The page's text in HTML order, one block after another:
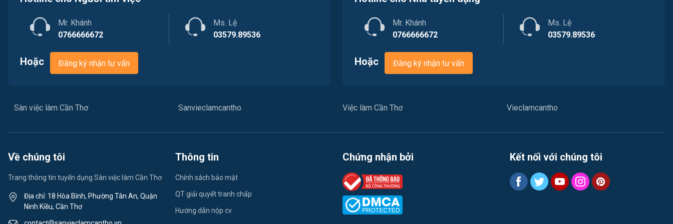
Nhà hàng / Khách sạn
Sản xuất / Vận hành sản xuất
Việc làm Phước Thới
Việc làm Thới Long
Việc làm Thuận Hưng
Việc làm Long Phú 1
Mr. Khánh
0766666672
Ms. Lệ
03579.89536
Hoặc Đăng ký nhận tư vấn
Mr. Khánh
0766666672
Ms. Lệ
03579.89536
Hoặc Đăng ký nhận tư vấn
Sàn việc làm Cần Thơ Sanvieclamcantho Việc làm Cần Thơ Vieclamcantho
Về chúng tôi
Trang thông tin tuyển dụng Sàn việc làm Cần Thơ
Địa chỉ: 18 Hòa Bình, Phường Tân An, Quận
Ninh Kiều, Cần Thơ
Thông tin
Chính sách bảo mật
QT giải quyết tranh chấp
Hướng dẫn nộp cv
Chứng nhận bởi Kết nối với chúng tôi